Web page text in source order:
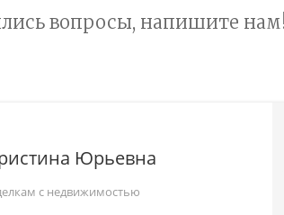
вопросы, напишите нам!
Юрьевна
с недвижимостью